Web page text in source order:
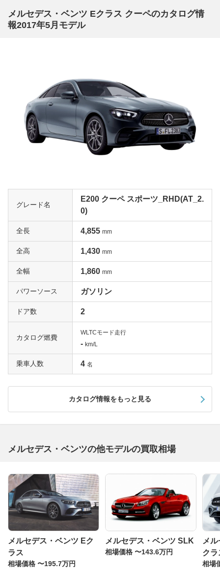
メルセデス・ベンツ Eクラス クーペのカタログ情
報2017年5月モデル
グレード名
E200 クーペ スポーツ_RHD(AT_2.
0)
全長 4,855 mm
全高 1,430 mm
全幅 1,860 mm
パワーソース ガソリン
ドア数 2
カタログ燃費
WLTCモード走行
- km/L
乗車人数 4 名
カタログ情報をもっと見る
メルセデス・ベンツの他モデルの買取相場
メルセデス・ベンツ Eク
ラス
相場価格 〜195.7万円
メルセデス・ベンツ SLK
相場価格 〜143.6万円
メ
クラ
相場